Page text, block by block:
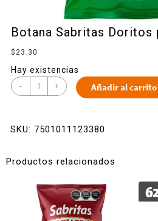
Botana Sabritas Doritos
$23.30
Hay existencias
- + Añadir al carrito
SKU: 7501011123380
Productos relacionados